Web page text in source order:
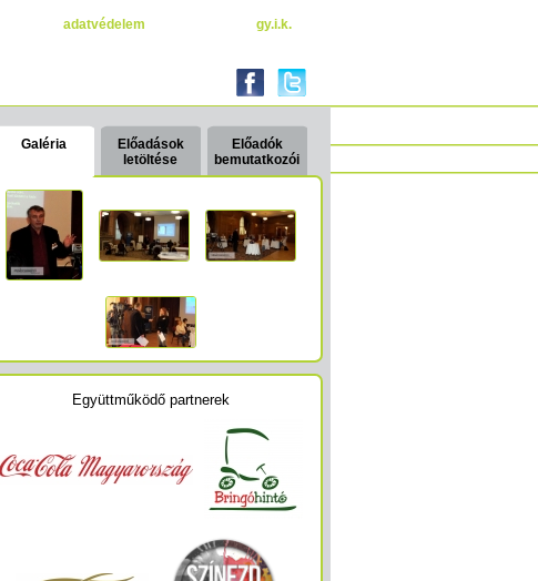
adatvédelem gy.i.k.
Galéria
Előadások
letöltése
Előadók
bemutatkozói
Együttműködő partnerek